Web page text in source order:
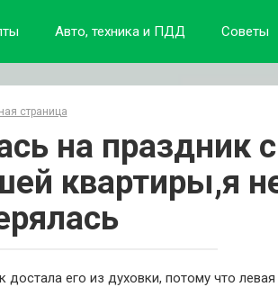
Авто, техника и ПДД Советы
страница
на праздник с
квартиры,я
его из духовки, потому что